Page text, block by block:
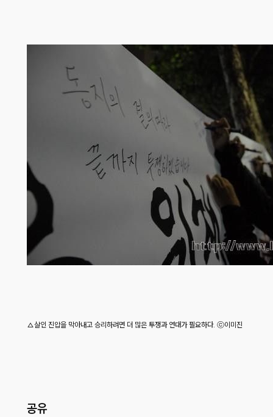
△살인 진압을 막아내고 승리하려면 더 많은 투쟁과 연대가 필요하다. ⓒ이미진
공유